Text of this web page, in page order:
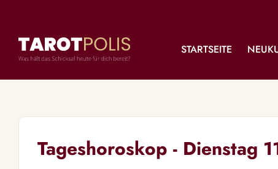
STARTSEITE
Tageshoroskop - Dienstag